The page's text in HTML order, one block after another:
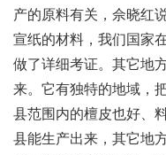
产的原料有关，佘晓红
宣纸的材料，我们国家
做了详细考证。其它地
来。它有独特的地域，
县范围内的檀皮也好、
县能生产出来，其它地